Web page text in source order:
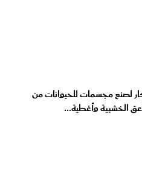
لصنع مجسمات للحيوانات من
الخشبية وأغطية...